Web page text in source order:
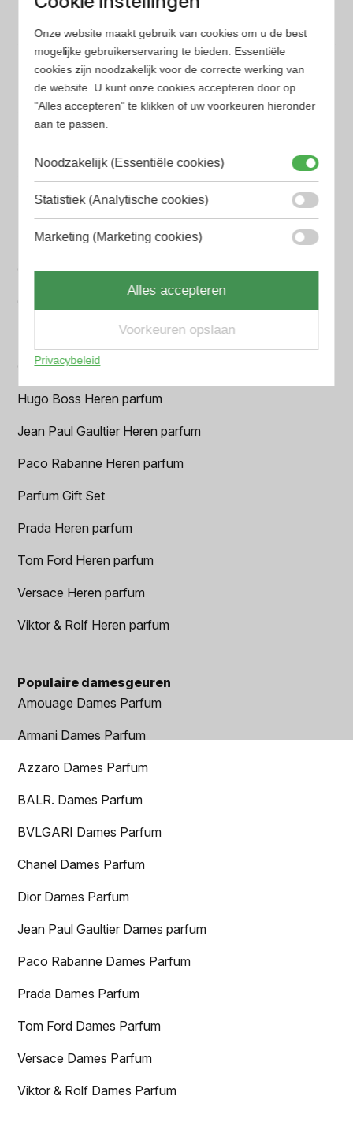
Populaire herengeuren
Amouage Heren parfum
Aramis Heren parfum
Azzaro Heren parfum
BALR. Heren parfum
BVLGARI Heren parfum
Chanel Heren parfum
Dior Heren parfum
Geurpakket
Hugo Boss Heren parfum
Jean Paul Gaultier Heren parfum
Paco Rabanne Heren parfum
Parfum Gift Set
Prada Heren parfum
Tom Ford Heren parfum
Versace Heren parfum
Viktor & Rolf Heren parfum
Populaire damesgeuren
Amouage Dames Parfum
Armani Dames Parfum
Azzaro Dames Parfum
BALR. Dames Parfum
BVLGARI Dames Parfum
Chanel Dames Parfum
Dior Dames Parfum
Jean Paul Gaultier Dames parfum
Paco Rabanne Dames Parfum
Prada Dames Parfum
Tom Ford Dames Parfum
Versace Dames Parfum
Viktor & Rolf Dames Parfum
Onze website maakt gebruik van cookies om u de best
mogelijke gebruikerservaring te bieden. Essentiële
cookies zijn noodzakelijk voor de correcte werking van
de website. U kunt onze cookies accepteren door op
"Alles accepteren" te klikken of uw voorkeuren hieronder
aan te passen.
Noodzakelijk (Essentiële cookies)
Statistiek (Analytische cookies)
Marketing (Marketing cookies)
Alles accepteren
Voorkeuren opslaan
Privacybeleid